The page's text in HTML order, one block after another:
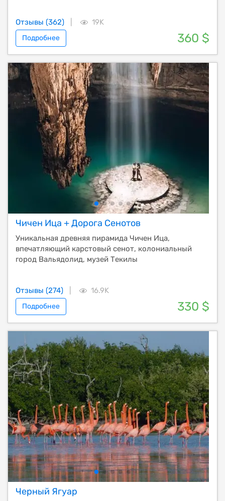
Отзывы (362) 19K
Подробнее 360 $
Чичен Ица + Дорога Сенотов
Уникальная древняя пирамида Чичен Ица,
впечатляющий карстовый сенот, колониальный
город Вальядолид, музей Текилы
Отзывы (274) 16.9K
Подробнее 330 $
Черный Ягуар